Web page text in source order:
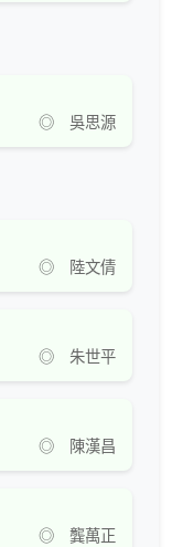
◎ 吳思源
◎ 陸文倩
◎ 朱世平
◎ 陳漢昌
◎ 龔萬正